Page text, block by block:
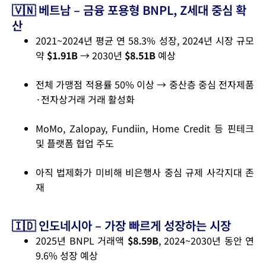
🇻🇳 베트남 – 금융 포용형 BNPL, Z세대 중심 확
산
2021~2024년 평균 연 58.3% 성장, 2024년 시장 규모
약 $1.91B→ 2030년 $8.51B 예상
전체 가맹점 적용률 50% 이상 → 중산층 중심 전자제품
·전자상거래 거래 활성화
MoMo, Zalopay, Fundiin, Home Credit 등 핀테크
및 플랫폼 협업 주도
아직 법제화가 미비해 비은행사 중심 규제 사각지대 존
재
🇮🇩 인도네시아 – 가장 빠르게 성장하는 시장
2025년 BNPL 거래액 $8.59B, 2024~2030년 동안 연
9.6% 성장 예상